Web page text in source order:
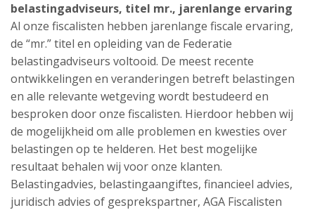
belastingadviseurs, titel mr., jarenlange ervaring
Al onze fiscalisten hebben jarenlange fiscale ervaring,
de “mr.” titel en opleiding van de Federatie
belastingadviseurs voltooid. De meest recente
ontwikkelingen en veranderingen betreft belastingen
en alle relevante wetgeving wordt bestudeerd en
besproken door onze fiscalisten. Hierdoor hebben wij
de mogelijkheid om alle problemen en kwesties over
belastingen op te helderen. Het best mogelijke
resultaat behalen wij voor onze klanten.
Belastingadvies, belastingaangiftes, financieel advies,
juridisch advies of gesprekspartner, AGA Fiscalisten